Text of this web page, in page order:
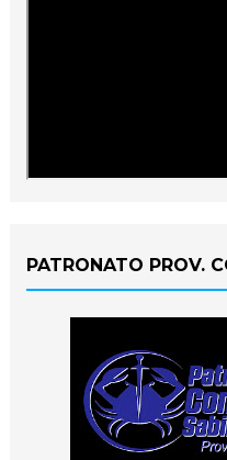
PATRONATO PROV.